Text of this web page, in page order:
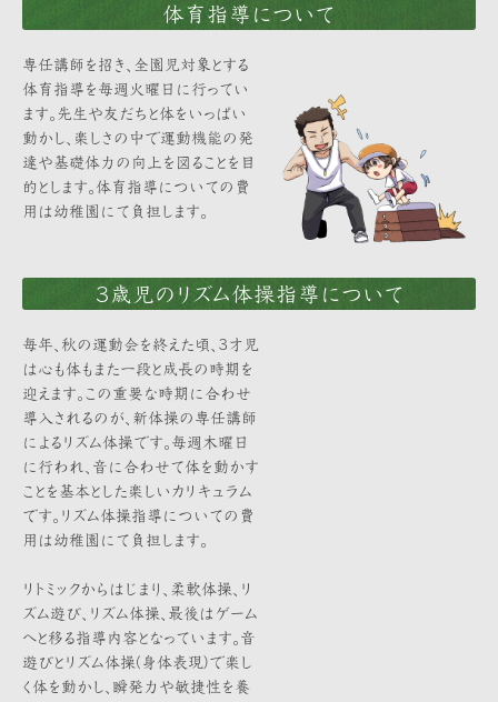
体育指導について
専任講師を招き、全園児対象とする
体育指導を毎週火曜日に行ってい
ます。先生や友だちと体をいっぱい
動かし、楽しさの中で運動機能の発
達や基礎体力の向上を図ることを目
的とします。体育指導についての費
用は幼稚園にて負担します。
３歳児のリズム体操指導について
毎年、秋の運動会を終えた頃、3才児
は心も体もまた一段と成長の時期を
迎えます。この重要な時期に合わせ
導入されるのが、新体操の専任講師
によるリズム体操です。毎週木曜日
に行われ、音に合わせて体を動かす
ことを基本とした楽しいカリキュラム
です。リズム体操指導についての費
用は幼稚園にて負担します。
リトミックからはじまり、柔軟体操、リ
ズム遊び、リズム体操、最後はゲーム
へと移る指導内容となっています。音
遊びとリズム体操(身体表現)で楽し
く体を動かし、瞬発力や敏捷性を養